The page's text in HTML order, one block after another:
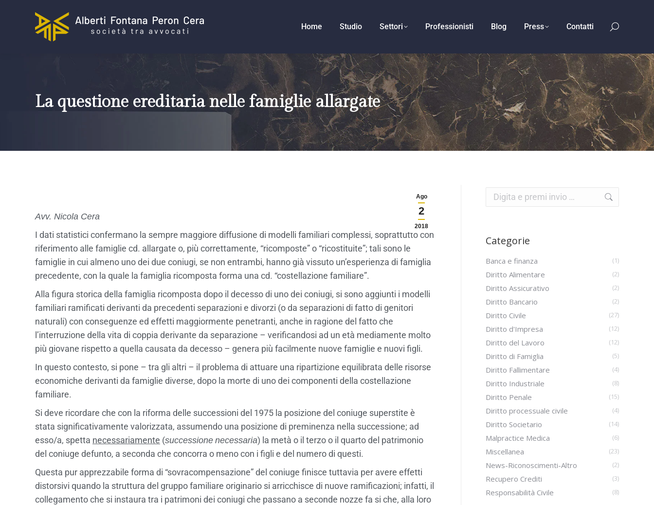
Home Studio Settori Professionisti Blog Press Contatti
La questione ereditaria nelle famiglie allargate
Ago
2
2018
Avv. Nicola Cera
I dati statistici confermano la sempre maggiore diffusione di modelli familiari complessi, soprattutto con
riferimento alle famiglie cd. allargate o, più correttamente, “ricomposte” o “ricostituite”; tali sono le
famiglie in cui almeno uno dei due coniugi, se non entrambi, hanno già vissuto un’esperienza di famiglia
precedente, con la quale la famiglia ricomposta forma una cd. “costellazione familiare”.
Alla figura storica della famiglia ricomposta dopo il decesso di uno dei coniugi, si sono aggiunti i modelli
familiari ramificati derivanti da precedenti separazioni e divorzi (o da separazioni di fatto di genitori
naturali) con conseguenze ed effetti maggiormente penetranti, anche in ragione del fatto che
l’interruzione della vita di coppia derivante da separazione – verificandosi ad un età mediamente molto
più giovane rispetto a quella causata da decesso – genera più facilmente nuove famiglie e nuovi figli.
In questo contesto, si pone – tra gli altri – il problema di attuare una ripartizione equilibrata delle risorse
economiche derivanti da famiglie diverse, dopo la morte di uno dei componenti della costellazione
familiare.
Si deve ricordare che con la riforma delle successioni del 1975 la posizione del coniuge superstite è
stata significativamente valorizzata, assumendo una posizione di preminenza nella successione; ad
esso/a, spetta necessariamente (successione necessaria) la metà o il terzo o il quarto del patrimonio
del coniuge defunto, a seconda che concorra o meno con i figli e del numero di questi.
Questa pur apprezzabile forma di “sovracompensazione” del coniuge finisce tuttavia per avere effetti
distorsivi quando la struttura del gruppo familiare originario si arricchisce di nuove ramificazioni; infatti, il
collegamento che si instaura tra i patrimoni dei coniugi che passano a seconde nozze fa si che, alla loro
Categorie
Banca e finanza (1)
Diritto Alimentare (2)
Diritto Assicurativo (2)
Diritto Bancario (2)
Diritto Civile (27)
Diritto d'Impresa (12)
Diritto del Lavoro (12)
Diritto di Famiglia (5)
Diritto Fallimentare (4)
Diritto Industriale (8)
Diritto Penale (15)
Diritto processuale civile (4)
Diritto Societario (14)
Malpractice Medica (6)
Miscellanea (23)
News-Riconoscimenti-Altro (2)
Recupero Crediti (3)
Responsabilità Civile (8)